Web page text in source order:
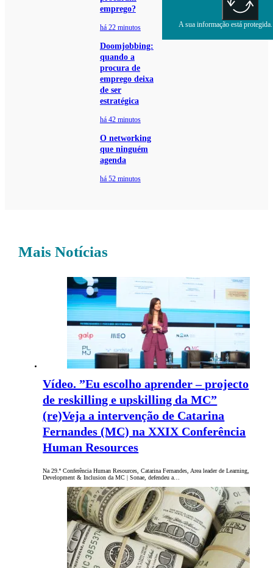
emprego?
há 22 minutos
Doomjobbing:
quando a
procura de
emprego deixa
de ser
estratégica
há 42 minutos
O networking
que ninguém
agenda
há 52 minutos
A sua informação está
Mais Notícias
Vídeo. ”Eu escolho aprender – projecto
de reskilling e upskilling da MC”
(re)Veja a intervenção de Catarina
Fernandes (MC) na XXIX Conferência
Human Resources
Na 29.ª Conferência Human Resources, Catarina Fernandes, Area leader de Learning,
Development & Inclusion da MC | Sonae, defendeu a…